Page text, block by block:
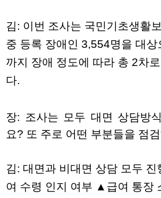
김: 이번 조사는 국민기초생활
중 등록 장애인 3,554명을 대
까지 장애 정도에 따라 총 2차
다.
장: 조사는 모두 대면 상담방
요? 또 주로 어떤 부분들을 점
김: 대면과 비대면 상담 모두 진
여 수령 인지 여부 ▲ 급여 통장